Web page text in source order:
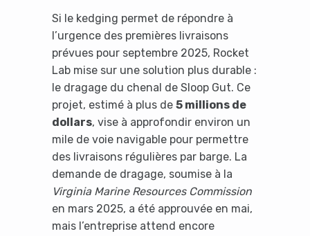
Si le kedging permet de répondre à
l’urgence des premières livraisons
prévues pour septembre 2025, Rocket
Lab mise sur une solution plus durable :
le dragage du chenal de Sloop Gut. Ce
projet, estimé à plus de 5 millions de
dollars, vise à approfondir environ un
mile de voie navigable pour permettre
des livraisons régulières par barge. La
demande de dragage, soumise à la
Virginia Marine Resources Commission
en mars 2025, a été approuvée en mai,
mais l’entreprise attend encore